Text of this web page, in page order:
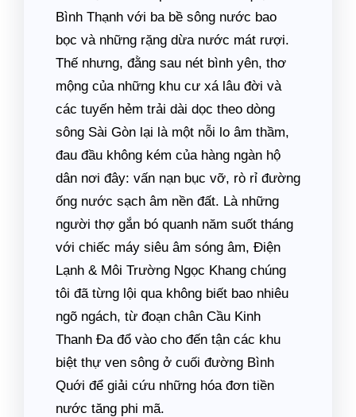
Bình Thạnh với ba bề sông nước bao
bọc và những rặng dừa nước mát rượi.
Thế nhưng, đằng sau nét bình yên, thơ
mộng của những khu cư xá lâu đời và
các tuyến hẻm trải dài dọc theo dòng
sông Sài Gòn lại là một nỗi lo âm thầm,
đau đầu không kém của hàng ngàn hộ
dân nơi đây: vấn nạn bục vỡ, rò rỉ đường
ống nước sạch âm nền đất. Là những
người thợ gắn bó quanh năm suốt tháng
với chiếc máy siêu âm sóng âm, Điện
Lạnh & Môi Trường Ngọc Khang chúng
tôi đã từng lội qua không biết bao nhiêu
ngõ ngách, từ đoạn chân Cầu Kinh
Thanh Đa đổ vào cho đến tận các khu
biệt thự ven sông ở cuối đường Bình
Quới để giải cứu những hóa đơn tiền
nước tăng phi mã.